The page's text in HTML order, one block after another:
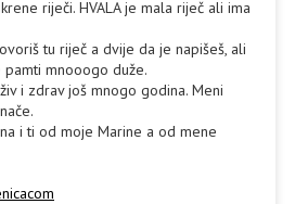
riječi. HVALA je mala riječ ali ima
tu riječ a dvije da je napišeš, ali
mnooogo duže.
i zdrav još mnogo godina. Meni
i ti od moje Marine a od mene